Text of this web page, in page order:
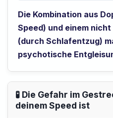
Die Kombination aus
Speed) und einem
(durch Schlafentzug)
psychotische
🧪 Die Gefahr im
deinem Speed ist